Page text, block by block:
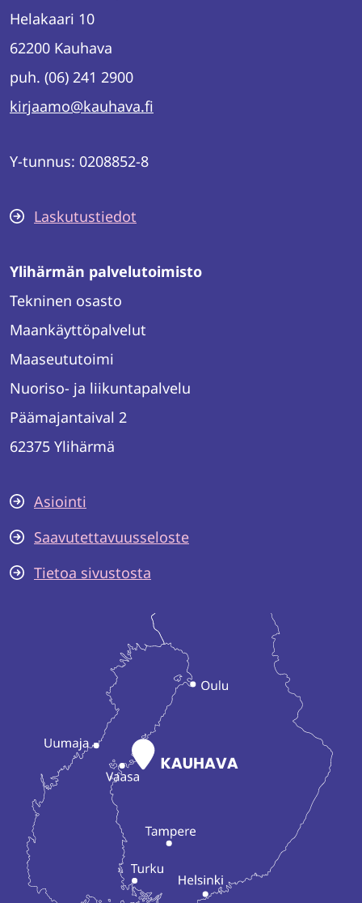
Helakaari 10
62200 Kauhava
puh. (06) 241 2900
kirjaamo@kauhava.fi
Y-tunnus: 0208852-8
Laskutustiedot
Ylihärmän palvelutoimisto
Tekninen osasto
Maankäyttöpalvelut
Maaseututoimi
Nuoriso- ja liikuntapalvelu
Päämajantaival 2
62375 Ylihärmä
Asiointi
Saavutettavuusseloste
Tietoa sivustosta